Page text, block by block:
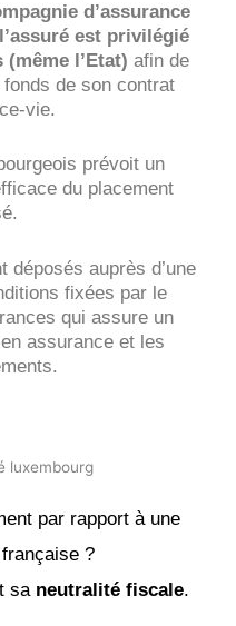
d’assurance
l’assuré est privilégié
l’Etat) afin de
de son contrat
vie.
prévoit un
du placement
déposés auprès d’une
fixées par le
qui assure un
assurance et les
par rapport à une
?
sa neutralité fiscale.